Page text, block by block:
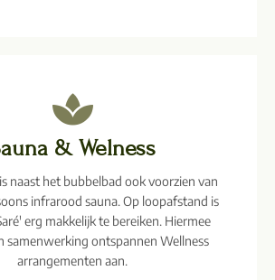
& Welness
naast het bubbelbad ook voorzien van
infrarood sauna. Op loopafstand is
erg makkelijk te bereiken. Hiermee
samenwerking ontspannen Wellness
arrangementen aan.